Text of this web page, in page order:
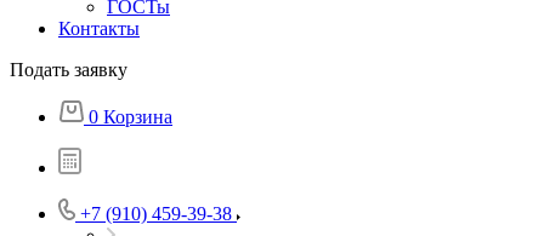
ГОСТы
Контакты
Подать заявку
0 Корзина
+7 (910) 459-39-38